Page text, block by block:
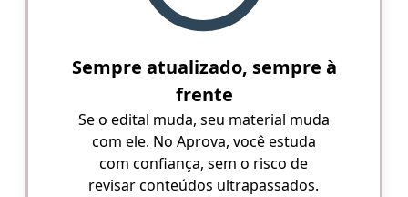
Sempre atualizado, sempre à
frente
Se o edital muda, seu material muda
com ele. No Aprova, você estuda
com confiança, sem o risco de
revisar conteúdos ultrapassados.